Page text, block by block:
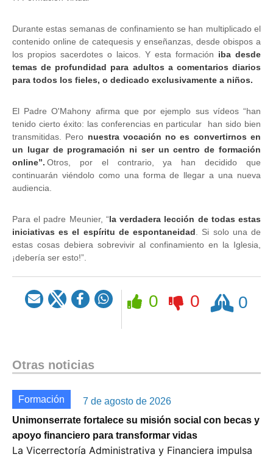
Durante estas semanas de confinamiento se han multiplicado el
contenido online de catequesis y enseñanzas, desde obispos a
los propios sacerdotes o laicos. Y esta formación iba desde
temas de profundidad para adultos a comentarios diarios
para todos los fieles, o dedicado exclusivamente a niños.
El Padre O'Mahony afirma que por ejemplo sus vídeos “han
tenido cierto éxito: las conferencias en particular han sido bien
transmitidas. Pero nuestra vocación no es convertirnos en
un lugar de programación ni ser un centro de formación
online”. Otros, por el contrario, ya han decidido que
continuarán viéndolo como una forma de llegar a una nueva
audiencia.
Para el padre Meunier, “la verdadera lección de todas estas
iniciativas es el espíritu de espontaneidad . Si solo una de
estas cosas debiera sobrevivir al confinamiento en la Iglesia,
¡debería ser esto!”.
0 0
Rezar 0
Otras noticias
Formación
7 de agosto de 2026
Unimonserrate fortalece su misión social con becas y
apoyo financiero para transformar vidas
La Vicerrectoría Administrativa y Financiera impulsa